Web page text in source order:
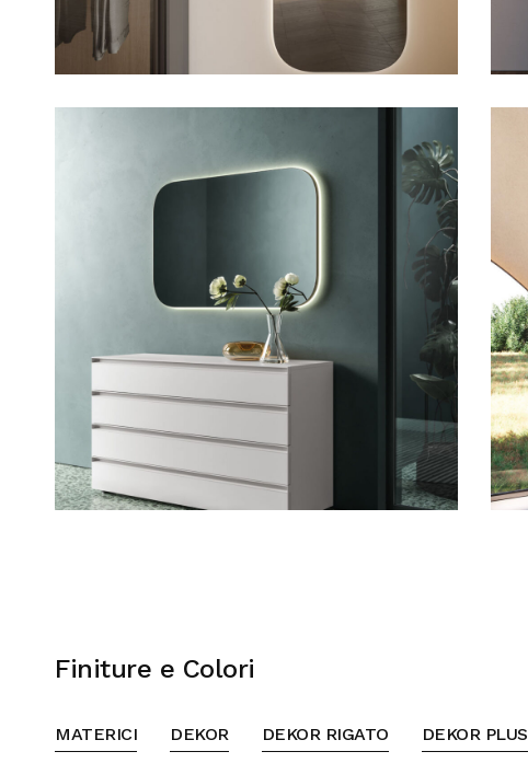
Finiture e Colori
MATERICI DEKOR DEKOR RIGATO DEKOR PLUS